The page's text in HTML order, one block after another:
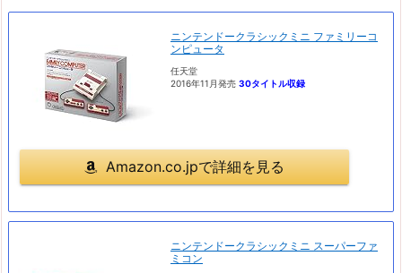
ニンテンドークラシックミニ ファミリーコ
ンピュータ
任天堂
2016年11月発売 30タイトル収録
Amazon.co.jpで詳細を見る
ニンテンドークラシックミニ スーパーファ
ミコン